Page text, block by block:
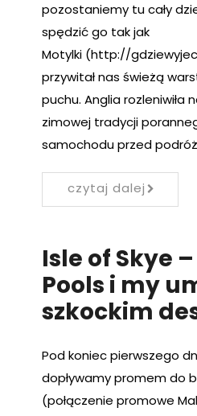
pozostaniemy tu cały
spędzić go tak jak
Motylki (http://
przywitał nas świeżą
puchu. Anglia rozleniwiła
zimowej tradycji
samochodu przed
czytaj dalej
Isle of Skye
Pools i my
szkockim
Pod koniec pierwszego
dopływamy promem do
(połączenie promowe